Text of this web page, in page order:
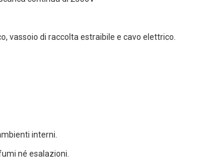
vassoio di raccolta estraibile e cavo elettrico.
interni.
né esalazioni.